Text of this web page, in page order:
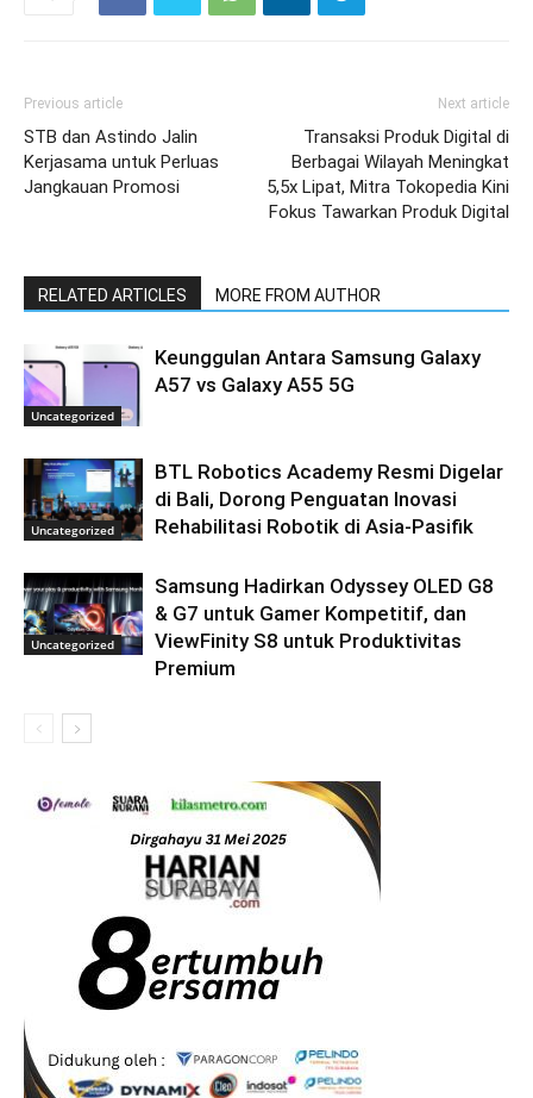
Previous article
STB dan Astindo Jalin
Kerjasama untuk Perluas
Jangkauan Promosi
Next article
Transaksi Produk Digital di
Berbagai Wilayah Meningkat
5,5x Lipat, Mitra Tokopedia Kini
Fokus Tawarkan Produk Digital
RELATED ARTICLES MORE FROM AUTHOR
Uncategorized
Keunggulan Antara Samsung Galaxy
A57 vs Galaxy A55 5G
Uncategorized
BTL Robotics Academy Resmi Digelar
di Bali, Dorong Penguatan Inovasi
Rehabilitasi Robotik di Asia-Pasifik
Uncategorized
Samsung Hadirkan Odyssey OLED G8
& G7 untuk Gamer Kompetitif, dan
ViewFinity S8 untuk Produktivitas
Premium